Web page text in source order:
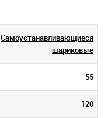
Самоустанавливающиеся
шариковые
55
120